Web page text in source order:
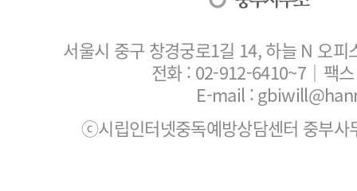
서울시 중구 창경궁로1길 14, 하늘 N 오
전화 : 02-912-6410~7 ｜팩
E-mail :
ⓒ시립인터넷중독예방상담센터 중부